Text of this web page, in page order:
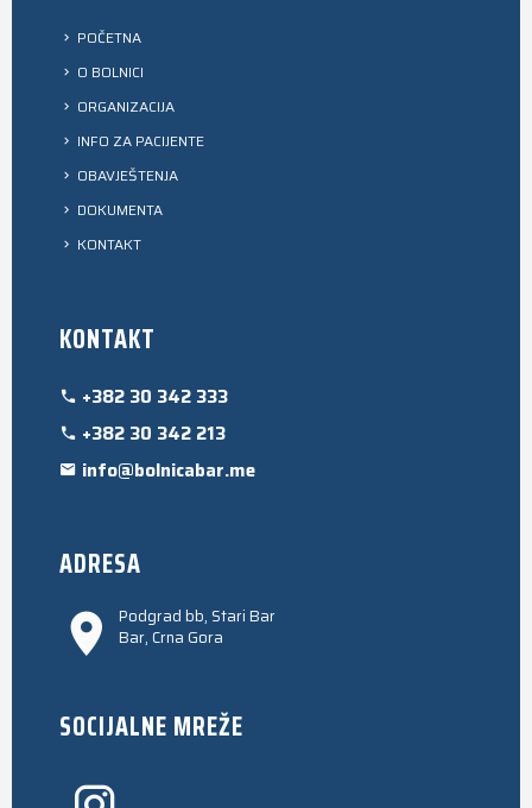
POČETNA
O BOLNICI
ORGANIZACIJA
INFO ZA PACIJENTE
OBAVJEŠTENJA
DOKUMENTA
KONTAKT
KONTAKT
+382 30 342 333
+382 30 342 213
info@bolnicabar.me
ADRESA
Podgrad bb, Stari Bar
Bar, Crna Gora
SOCIJALNE MREŽE